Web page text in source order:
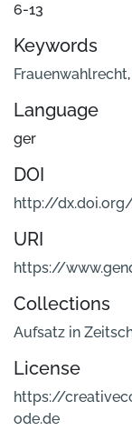
6-13
Keywords
Frauenwahlrecht,
Language
ger
DOI
http://
URI
https://
Collections
Aufsatz in
License
https://
ode.de